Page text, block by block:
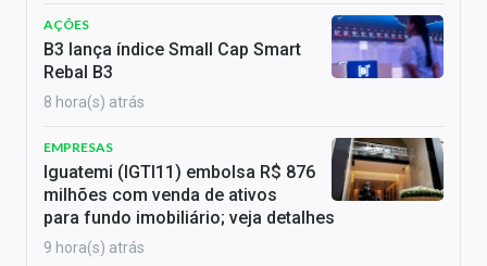
AÇÕES
B3 lança índice Small Cap Smart
Rebal B3
8 hora(s) atrás
EMPRESAS
Iguatemi (IGTI11) embolsa R$ 876
milhões com venda de ativos
para fundo imobiliário; veja detalhes
9 hora(s) atrás